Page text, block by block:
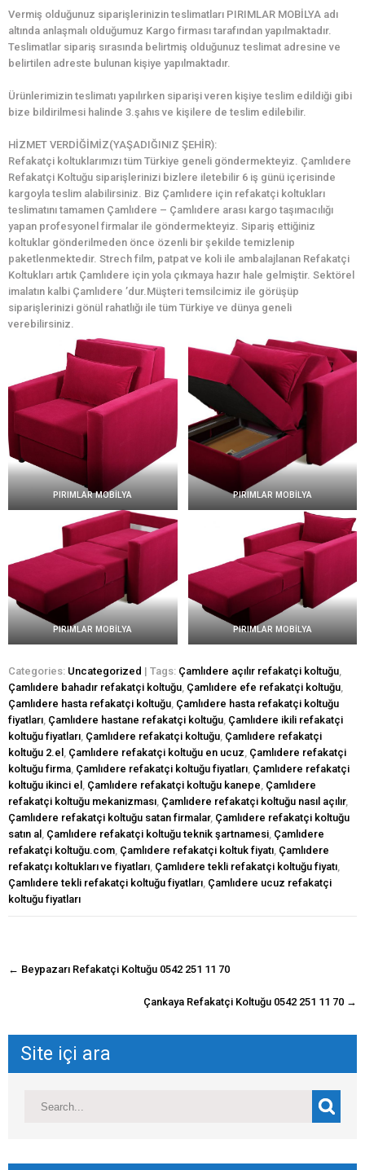
Vermiş olduğunuz siparişlerinizin teslimatları PIRIMLAR MOBİLYA adı
altında anlaşmalı olduğumuz Kargo firması tarafından yapılmaktadır.
Teslimatlar sipariş sırasında belirtmiş olduğunuz teslimat adresine ve
belirtilen adreste bulunan kişiye yapılmaktadır.
Ürünlerimizin teslimatı yapılırken siparişi veren kişiye teslim edildiği gibi
bize bildirilmesi halinde 3.şahıs ve kişilere de teslim edilebilir.
HİZMET VERDİĞİMİZ(YAŞADIĞINIZ ŞEHİR):
Refakatçi koltuklarımızı tüm Türkiye geneli göndermekteyiz. Çamlıdere
Refakatçi Koltuğu siparişlerinizi bizlere iletebilir 6 iş günü içerisinde
kargoyla teslim alabilirsiniz. Biz Çamlıdere için refakatçi koltukları
teslimatını tamamen Çamlıdere – Çamlıdere arası kargo taşımacılığı
yapan profesyonel firmalar ile göndermekteyiz. Sipariş ettiğiniz
koltuklar gönderilmeden önce özenli bir şekilde temizlenip
paketlenmektedir. Strech film, patpat ve koli ile ambalajlanan Refakatçi
Koltukları artık Çamlıdere için yola çıkmaya hazır hale gelmiştir. Sektörel
imalatın kalbi Çamlıdere ’dur.Müşteri temsilcimiz ile görüşüp
siparişlerinizi gönül rahatlığı ile tüm Türkiye ve dünya geneli
verebilirsiniz.
PIRIMLAR MOBİLYA PIRIMLAR MOBİLYA
PIRIMLAR MOBİLYA PIRIMLAR MOBİLYA
Categories: Uncategorized | Tags: Çamlıdere açılır refakatçi koltuğu
Çamlıdere bahadır refakatçi koltuğu Çamlıdere efe refakatçi koltuğu
Çamlıdere hasta refakatçi koltuğu Çamlıdere hasta refakatçi koltuğu
fiyatları Çamlıdere hastane refakatçi koltuğu Çamlıdere ikili refakatçi
koltuğu fiyatları Çamlıdere refakatçi koltuğu Çamlıdere refakatçi
koltuğu 2.el
Çamlıdere refakatçi koltuğu en ucuz Çamlıdere refakatçi
koltuğu firma Çamlıdere refakatçi koltuğu fiyatları Çamlıdere refakatçi
koltuğu ikinci el
Çamlıdere refakatçi koltuğu kanepe Çamlıdere
refakatçi koltuğu mekanizması Çamlıdere refakatçi koltuğu nasıl açılır,
Çamlıdere refakatçi koltuğu satan firmalar, Çamlıdere refakatçi koltuğu
satın al
Çamlıdere refakatçi koltuğu teknik şartnamesi Çamlıdere
refakatçi koltuğu.com Çamlıdere refakatçi koltuk fiyatı Çamlıdere
refakatçı koltukları ve fiyatları Çamlıdere tekli refakatçi koltuğu fiyatı
Çamlıdere tekli refakatçi koltuğu fiyatları Çamlıdere ucuz refakatçi
koltuğu fiyatları
navigasyon
← Beypazarı Refakatçi Koltuğu 0542 251 11 70
Çankaya Refakatçi Koltuğu 0542 251 11 70 →
Site içi ara